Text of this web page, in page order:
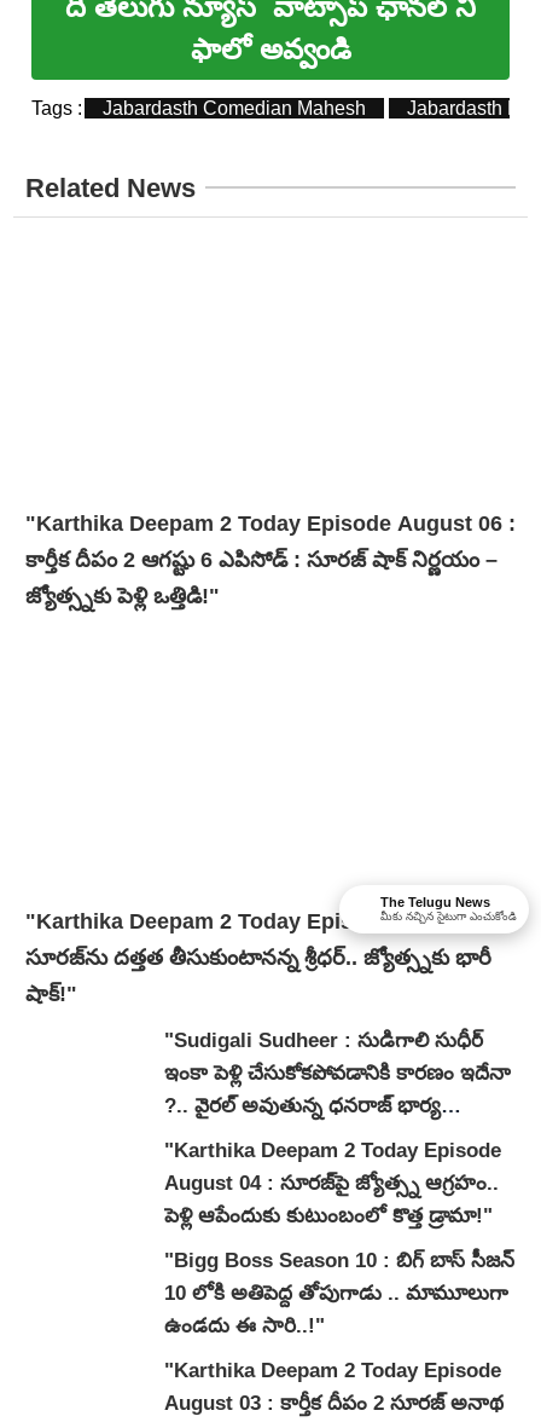
ది తెలుగు న్యూస్ వాట్సాప్ ఛానల్ ని
ఫాలో అవ్వండి
Tags : Jabardasth Comedian Mahesh Jabardasth
Related News
"Karthika Deepam 2 Today Episode August 06 :
కార్తీక దీపం 2 ఆగష్టు 6 ఎపిసోడ్ : సూరజ్ షాక్ నిర్ణయం –
జ్యోత్స్నకు పెళ్లి ఒత్తిడి!"
"Karthika Deepam 2 Today Episode August 05 :
సూరజ్‌ను దత్తత తీసుకుంటానన్న శ్రీధర్.. జ్యోత్స్నకు భారీ
షాక్!"
"Sudigali Sudheer : సుడిగాలి సుధీర్
ఇంకా పెళ్లి చేసుకోకపోవడానికి కారణం ఇదేనా
?.. వైరల్ అవుతున్న ధనరాజ్ భార్య
వ్యాఖ్యలు.."
"Karthika Deepam 2 Today Episode
August 04 : సూరజ్‌పై జ్యోత్స్న ఆగ్రహం..
పెళ్లి ఆపేందుకు కుటుంబంలో కొత్త డ్రామా!"
"Bigg Boss Season 10 : బిగ్ బాస్ సీజన్
10 లోకి అతిపెద్ద తోపుగాడు .. మామూలుగా
ఉండదు ఈ సారి..!"
"Karthika Deepam 2 Today Episode
August 03 : కార్తీక దీపం 2 సూరజ్ అనాథ
The Telugu News
మీకు నచ్చిన సైటుగా ఎంచుకోండి